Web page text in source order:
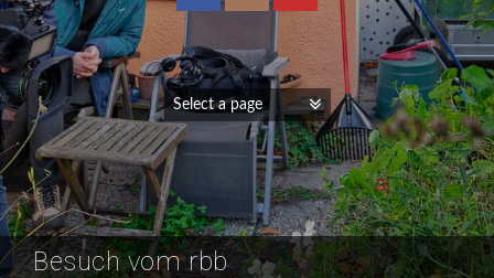
Besuch vom rbb